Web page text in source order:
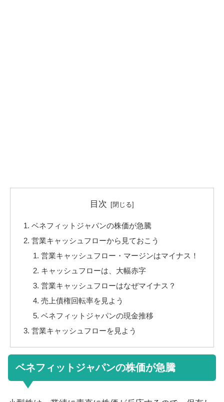
目次
ベネフィットジャパンの株価が急騰
営業キャッシュフローから見ておこう
営業キャッシュフロー・マージンはマイナス！
キャッシュフローは、大幅赤字
営業キャッシュフローはなぜマイナス？
売上債権回転率を見よう
ベネフィットジャパンの現金推移
営業キャッシュフローを見よう
ベネフィットジャパンの株価が急騰